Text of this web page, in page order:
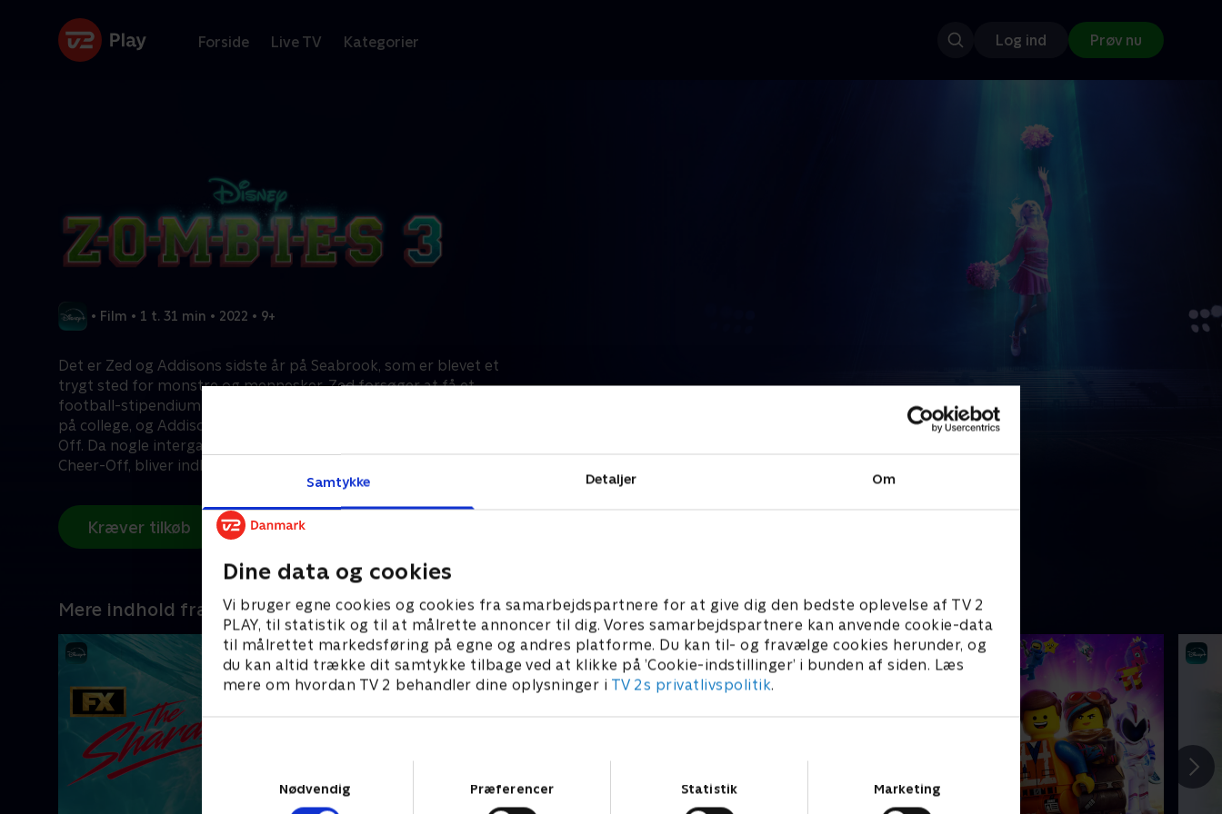
Samtykke Detaljer Om
Dine data og cookies
Vi bruger egne cookies og cookies fra samarbejdspartnere for at give dig den bedste oplevelse af TV 2
PLAY, til statistik og til at målrette annoncer til dig. Vores samarbejdspartnere kan anvende cookie-data
til målrettet markedsføring på egne og andres platforme. Du kan til- og fravælge cookies herunder, og
du kan altid trække dit samtykke tilbage ved at klikke på ’Cookie-indstillinger’ i bunden af siden. Læs
mere om hvordan TV 2 behandler dine oplysninger i TV 2s privatlivspolitik.
Nødvendig
Præferencer Statistik Marketing
Forside Live TV Kategorier Log ind Prøv nu
• Film • 1 t. 31 min • 2022 • 9+
Det er Zed og Addisons sidste år på Seabrook, som er blevet et
trygt sted for monstre og mennesker. Zed forsøger at få et
football-stipendium og blive den første zombie der kommer ind
på college, og Addison har organiseret en international Cheer-
Off. Da nogle intergalaktiske gæster dukker op for at deltage i
Cheer-Off, bliver indbyggerne i Seabrook mistænksomme for
om de er ude efter mere end bare venlig konkurrence.
Kræver tilkøb
Mere indhold fra Disney+